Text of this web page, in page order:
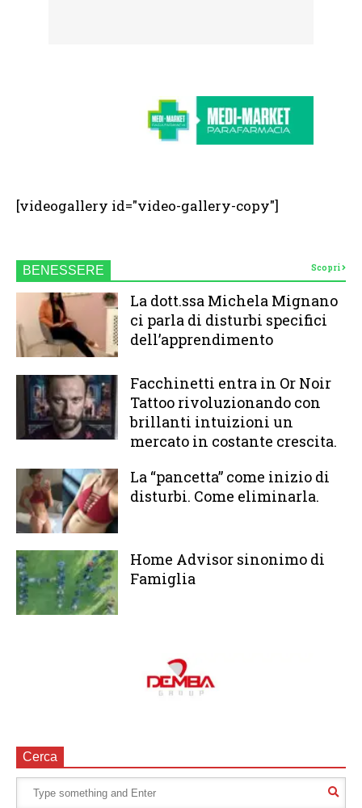
[videogallery id="video-gallery-copy"]
BENESSERE Scopri
La dott.ssa Michela Mignano
ci parla di disturbi specifici
dell’apprendimento
Facchinetti entra in Or Noir
Tattoo rivoluzionando con
brillanti intuizioni un
mercato in costante crescita.
La “pancetta” come inizio di
disturbi. Come eliminarla.
Home Advisor sinonimo di
Famiglia
Cerca